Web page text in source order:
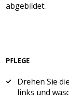
abgebildet.
PFLEGE
Drehen Sie
links und